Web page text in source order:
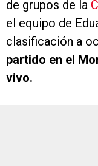
de grupos de la
el equipo de
clasificación a
partido en el
vivo.